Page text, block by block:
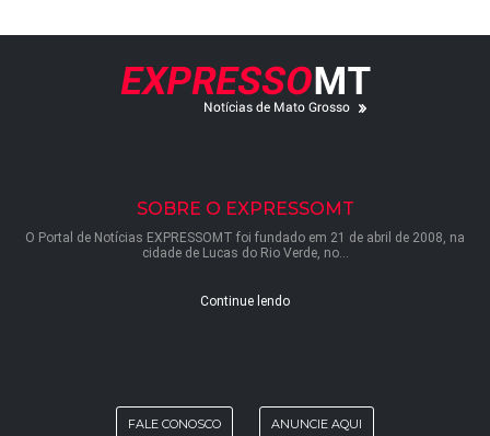
SOBRE O EXPRESSOMT
O Portal de Notícias EXPRESSOMT foi fundado em 21 de abril de 2008, na
cidade de Lucas do Rio Verde, no...
Continue lendo
FALE CONOSCO ANUNCIE AQUI